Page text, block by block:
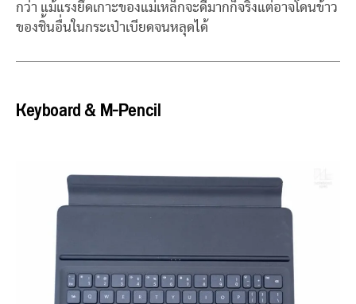
กว่า แม้แรงยึดเกาะของแม่เหล็กจะดีมากก็จริงแต่อาจโดนข้าว
ของชิ้นอื่นในกระเป๋าเบียดจนหลุดได้
Keyboard & M-Pencil